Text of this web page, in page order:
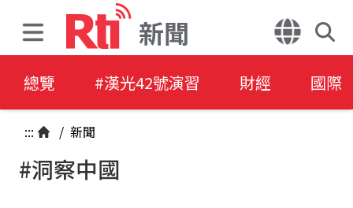
新聞
總覽 #漢光42號演習 財經 國際
::: / 新聞
#洞察中國